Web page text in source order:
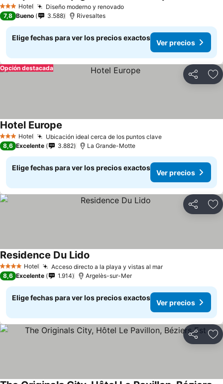
3 Estrellas
Hotel Diseño moderno y renovado
7,8 Bueno 3.588 Rivesaltes
Elige fechas para ver los precios exactos
Ver precios
Compartir
Opción destacada
3 Estrellas
Hotel Ubicación ideal cerca de los puntos clave
Hotel Europe
8,6 Excelente 3.882 La Grande-Motte
Elige fechas para ver los precios exactos
Ver precios
Compartir
4 EstrellasHotel Acceso directo a la playa y vistas al mar
Residence Du Lido
8,6 Excelente 1.914 Argelès-sur-Mer
Elige fechas para ver los precios exactos
Ver precios
Compartir